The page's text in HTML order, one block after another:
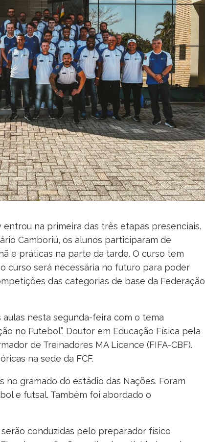
entrou na primeira das três etapas presenciais.
Camboriú, os alunos participaram de
e práticas na parte da tarde. O curso tem
curso será necessária no futuro para poder
das categorias de base da Federação
nesta segunda-feira com o tema
no Futebol”. Doutor em Educação Física pela
de Treinadores MA Licence (FIFA-CBF).
na sede da FCF.
gramado do estádio das Nações. Foram
e futsal. Também foi abordado o
conduzidas pelo preparador físico